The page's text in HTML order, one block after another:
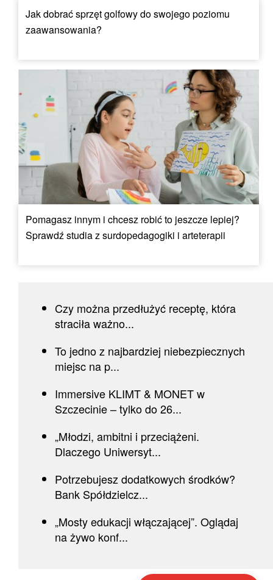
Jak dobrać sprzęt golfowy do swojego poziomu
zaawansowania?
Pomagasz innym i chcesz robić to jeszcze lepiej?
Sprawdź studia z surdopedagogiki i arteterapii
Czy można przedłużyć receptę, która
straciła ważno...
To jedno z najbardziej niebezpiecznych
miejsc na p...
Immersive KLIMT & MONET w
Szczecinie – tylko do 26...
„Młodzi, ambitni i przeciążeni.
Dlaczego Uniwersyt...
Potrzebujesz dodatkowych środków?
Bank Spółdzielcz...
„Mosty edukacji włączającej”. Oglądaj
na żywo konf...